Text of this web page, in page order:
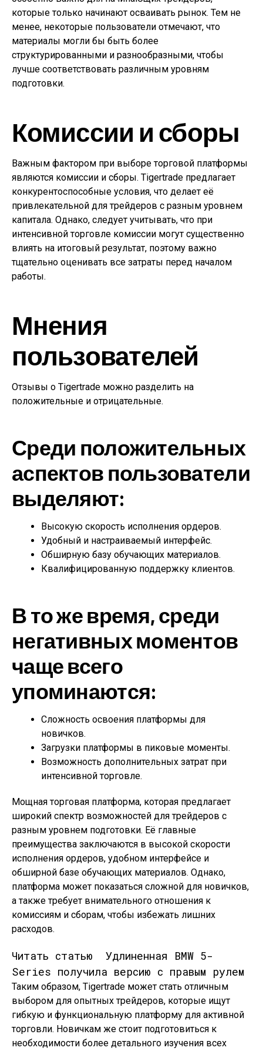
которые только начинают осваивать рынок. Тем не
менее, некоторые пользователи отмечают, что
материалы могли бы быть более
структурированными и разнообразными, чтобы
лучше соответствовать различным уровням
подготовки.
Комиссии и сборы
Важным фактором при выборе торговой платформы
являются комиссии и сборы. Tigertrade предлагает
конкурентоспособные условия, что делает её
привлекательной для трейдеров с разным уровнем
капитала. Однако, следует учитывать, что при
интенсивной торговле комиссии могут существенно
влиять на итоговый результат, поэтому важно
тщательно оценивать все затраты перед началом
работы.
Мнения
пользователей
Отзывы о Tigertrade можно разделить на
положительные и отрицательные.
Среди положительных
аспектов пользователи
выделяют:
Высокую скорость исполнения ордеров.
Удобный и настраиваемый интерфейс.
Обширную базу обучающих материалов.
Квалифицированную поддержку клиентов.
В то же время, среди
негативных моментов
чаще всего
упоминаются:
Сложность освоения платформы для
новичков.
Загрузки платформы в пиковые моменты.
Возможность дополнительных затрат при
интенсивной торговле.
Мощная торговая платформа, которая предлагает
широкий спектр возможностей для трейдеров с
разным уровнем подготовки. Её главные
преимущества заключаются в высокой скорости
исполнения ордеров, удобном интерфейсе и
обширной базе обучающих материалов. Однако,
платформа может показаться сложной для новичков,
а также требует внимательного отношения к
комиссиям и сборам, чтобы избежать лишних
расходов.
Читать статью
Удлиненная BMW 5-
Series получила версию с правым рулем
Таким образом, Tigertrade может стать отличным
выбором для опытных трейдеров, которые ищут
гибкую и функциональную платформу для активной
торговли. Новичкам же стоит подготовиться к
необходимости более детального изучения всех